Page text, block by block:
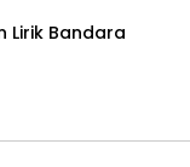
Lirik Bandara